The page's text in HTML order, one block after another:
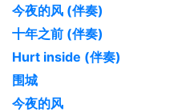
今夜的风 (伴奏)
十年之前 (伴奏)
Hurt inside (伴奏)
围城
今夜的风